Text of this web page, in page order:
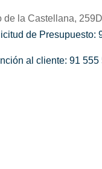
de la Castellana,
de Presupuesto:
al cliente: 91 555